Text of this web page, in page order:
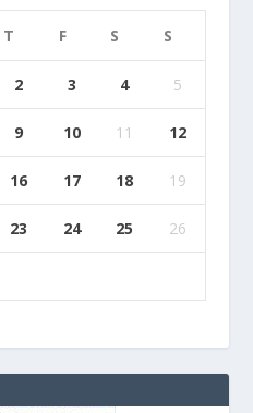
T F S S
2 3 4 5
9 10 11 12
16 17 18 19
23 24 25 26